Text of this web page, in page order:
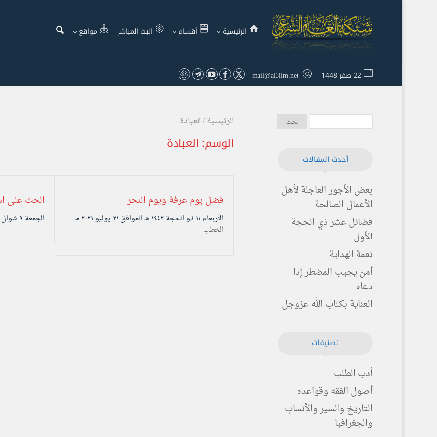
الرئيسية أقسام البث المباشر مواقع
22 صفر 1448 mail@al3ilm.net
الرئيسية/العبادة
الوسم: العبادة
فضل يوم عرفة ويوم النحر
الأربعاء ۱۱ ذو الحجة ۱٤٤۲ هـ الموافق ۲۱ يوليو ۲۰۲۱ مـ |
الخطب
الحث على
الجمعة ۹ شوال ۱٤٤۲ هـ الموافق ۲۱ مايو ۲۰۲۱ مـ |
أحدث المقالات
بعض الأجور العاجلة لأهل
الأعمال الصالحة
فضائل عشر ذي الحجة
الأول
نعمة الهداية
أمن يجيب المضطر إذا
دعاه
العناية بكتاب الله عزوجل
تصنيفات
أدب الطلب
أصول الفقه وقواعده
التاريخ والسير والأنساب
والجغرافيا